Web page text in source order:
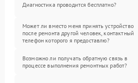
Диагностика проводится бесплатно?
Может ли вместо меня принять устройство
после ремонта другой человек, контактный
телефон которого я предоставлю?
Возможно ли получать обратную связь в
процессе выполнения ремонтных работ?